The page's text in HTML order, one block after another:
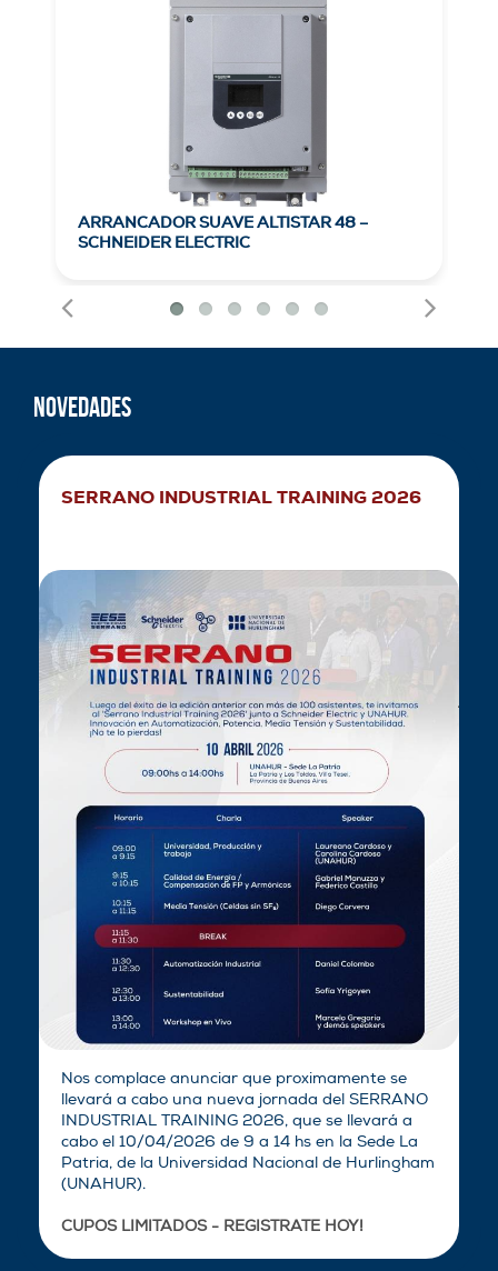
ARRANCADOR SUAVE ALTISTAR 48 –
SCHNEIDER ELECTRIC
Novedades
SERRANO INDUSTRIAL TRAINING 2026
Nos complace anunciar que proximamente se
llevará a cabo una nueva jornada del SERRANO
INDUSTRIAL TRAINING 2026, que se llevará a
cabo el 10/04/2026 de 9 a 14 hs en la Sede La
Patria, de la Universidad Nacional de Hurlingham
(UNAHUR).
CUPOS LIMITADOS - REGISTRATE HOY!